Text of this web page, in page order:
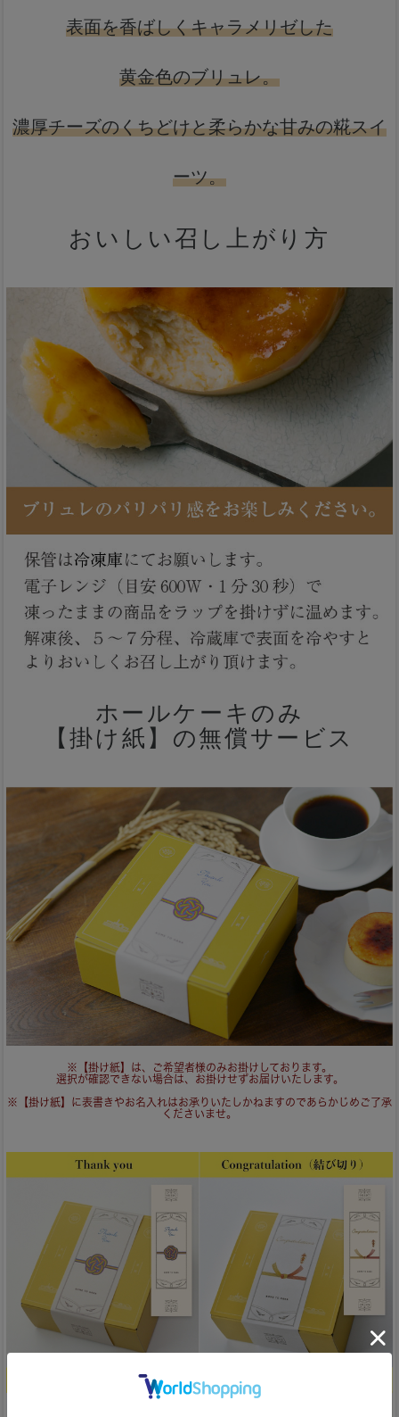
表面を香ばしくキャラメリゼした
黄金色のブリュレ。
濃厚チーズのくちどけと柔らかな甘みの糀スイ
ーツ。
おいしい召し上がり方
ホールケーキのみ
【掛け紙】の無償サービス
※【掛け紙】は、ご希望者様のみお掛けしております。
選択が確認できない場合は、お掛けせずお届けいたします。
※【掛け紙】に表書きやお名入れはお承りいたしかねますのであらかじめご了承
くださいませ。